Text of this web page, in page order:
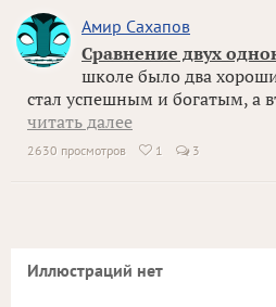
Амир Сахапов
Сравнение двух
школе было два
стал успешным и богатым, а
читать далее
2630 просмотров  1 3
Иллюстраций нет